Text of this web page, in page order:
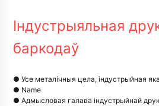
Індустрыяльная
баркодаў
● Усе металічныя цела, індустрыйная
● Name
● Адмысловая галава індустрыйнай